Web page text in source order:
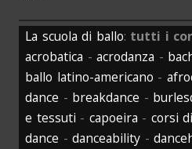
La scuola di ballo: tutti i
acrobatica -acrodanza -
ballo latino-americano -
dance - breakdance -
e tessuti - capoeira - corsi
dance -danceability -